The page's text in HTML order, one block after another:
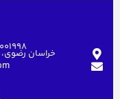
051-
خراسان رضوی،